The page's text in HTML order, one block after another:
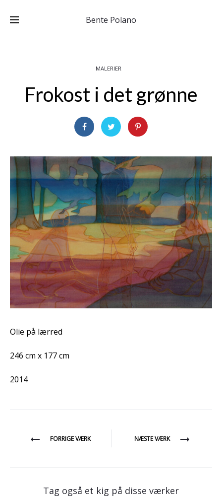
Bente Polano
MALERIER
Frokost i det grønne
Olie på lærred
246 cm x 177 cm
2014
Indlægsnavigation
FORRIGE VÆRK NÆSTE VÆRK
Tag også et kig på disse værker